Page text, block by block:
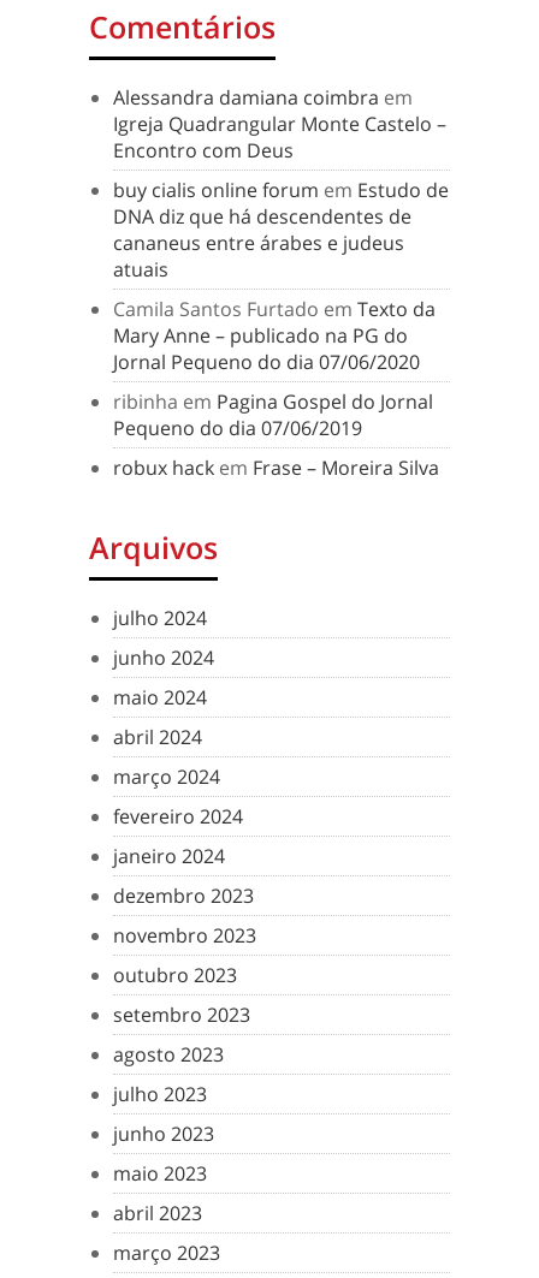
Comentários
Alessandra damiana coimbra em
Igreja Quadrangular Monte Castelo –
Encontro com Deus
buy cialis online forum em Estudo de
DNA diz que há descendentes de
cananeus entre árabes e judeus
atuais
Camila Santos Furtado em Texto da
Mary Anne – publicado na PG do
Jornal Pequeno do dia 07/06/2020
ribinha em Pagina Gospel do Jornal
Pequeno do dia 07/06/2019
robux hack em Frase – Moreira Silva
Arquivos
julho 2024
junho 2024
maio 2024
abril 2024
março 2024
fevereiro 2024
janeiro 2024
dezembro 2023
novembro 2023
outubro 2023
setembro 2023
agosto 2023
julho 2023
junho 2023
maio 2023
abril 2023
março 2023